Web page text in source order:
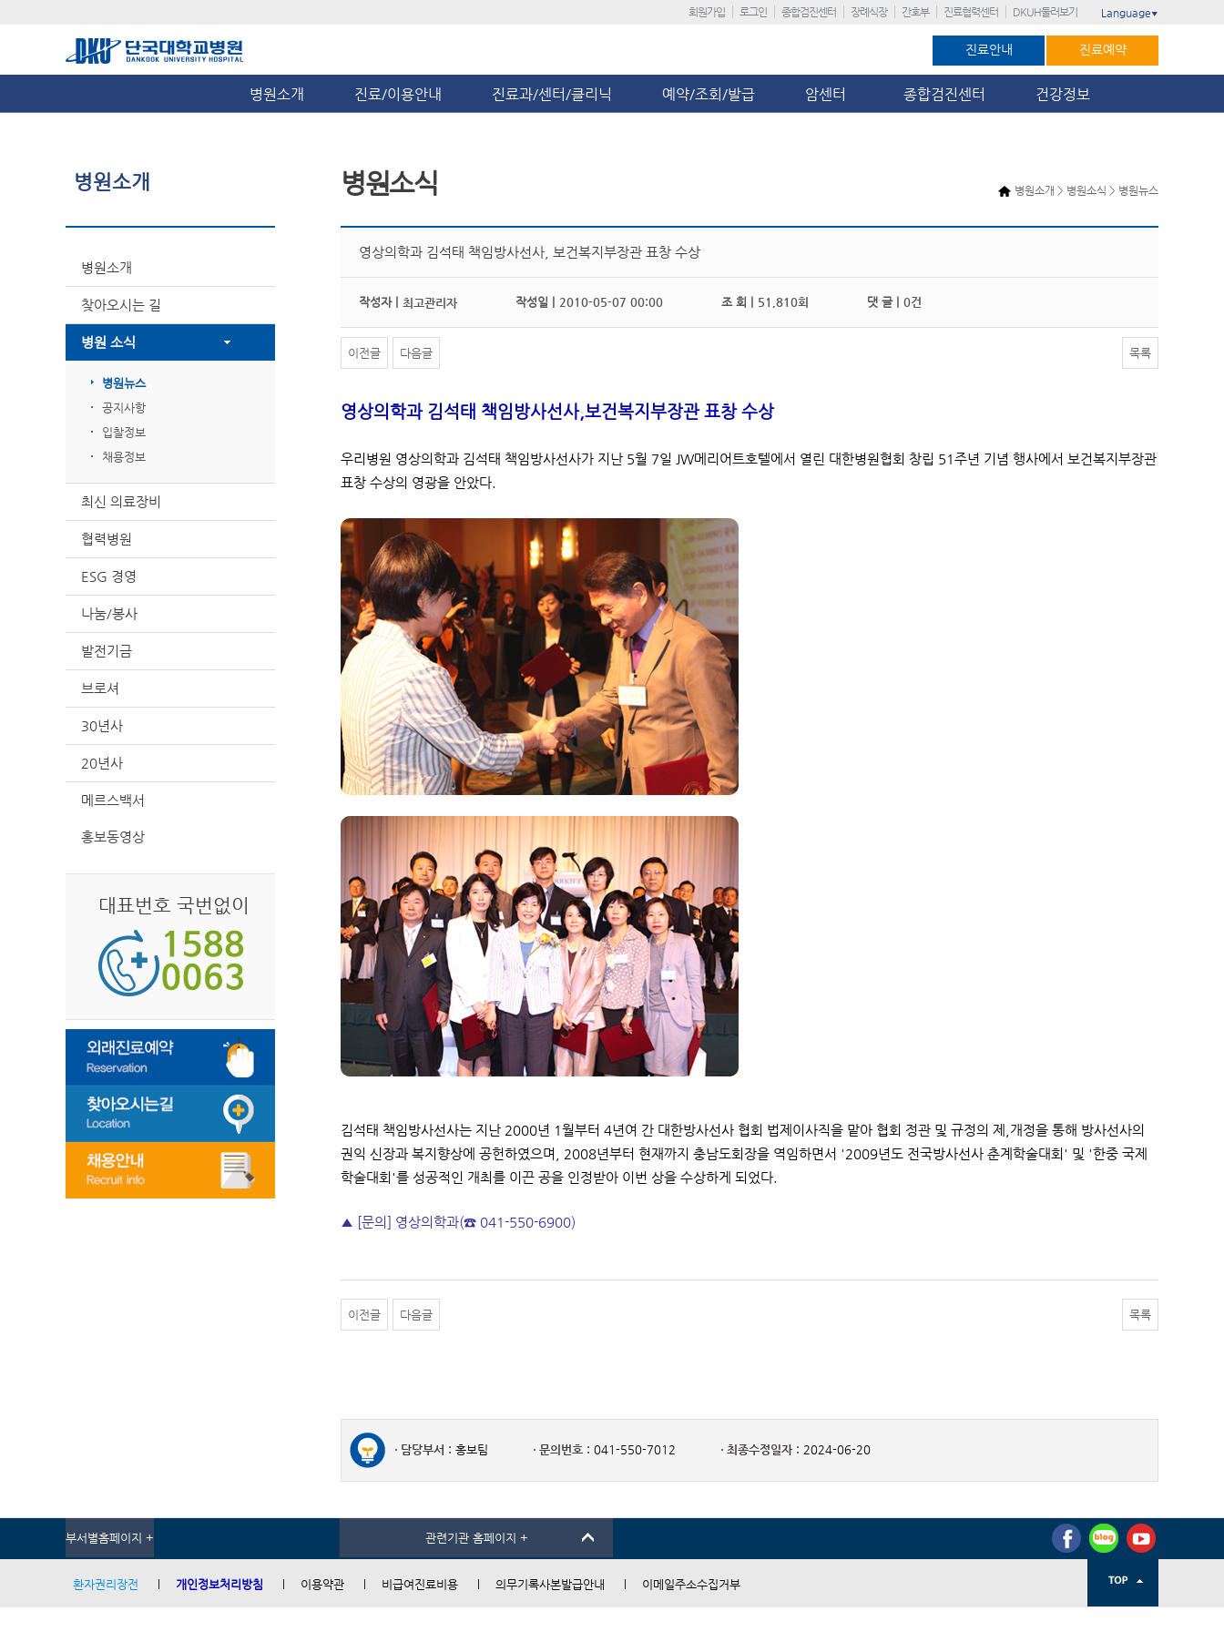
회원가입 로그인 종합검진센터 장례식장 간호부 진료협력센터 DKUH둘러보기 Language ▼
진료안내 진료예약
병원소개 진료/이용안내 진료과/센터/클리닉 예약/조회/발급 암센터 종합검진센터 건강정보
병원소개
병원소개
찾아오시는 길
병원 소식
병원뉴스
공지사항
입찰정보
채용정보
최신 의료장비
협력병원
ESG 경영
나눔/봉사
발전기금
브로셔
30년사
20년사
메르스백서
홍보동영상
대표번호 국번없이
병원소개 > 병원소식 > 병원뉴스
병원소식
영상의학과 김석태 책임방사선사, 보건복지부장관 표창 수상
작성자 | 최고관리자 작성일 | 2010-05-07 00:00 조 회 | 51,810회 댓 글 | 0건
이전글 다음글 목록
영상의학과 김석태 책임방사선사,보건복지부장관 표창 수상
우리병원 영상의학과 김석태 책임방사선사가 지난 5월 7일 JW메리어트호텔에서 열린 대한병원협회 창립 51주년 기념 행사에서 보건복지부장관
표창 수상의 영광을 안았다.
김석태 책임방사선사는 지난 2000년 1월부터 4년여 간 대한방사선사 협회 법제이사직을 맡아 협회 정관 및 규정의 제,개정을 통해 방사선사의
권익 신장과 복지향상에 공헌하였으며, 2008년부터 현재까지 충남도회장을 역임하면서 '2009년도 전국방사선사 춘계학술대회' 및 '한중 국제
학술대회'를 성공적인 개최를 이끈 공을 인정받아 이번 상을 수상하게 되었다.
▲ [문의] 영상의학과(☎ 041-550-6900)
이전글 다음글 목록
담당부서 : 홍보팀 문의번호 : 041-550-7012 최종수정일자 : 2024-06-20
부서별홈페이지 + 관련기관 홈페이지 +
환자권리장전 개인정보처리방침 이용약관 비급여진료비용 의무기록사본발급안내 이메일주소수집거부